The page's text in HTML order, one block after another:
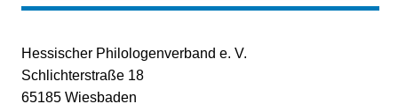
Hessischer Philologenverband e. V.
Schlichterstraße 18
65185 Wiesbaden